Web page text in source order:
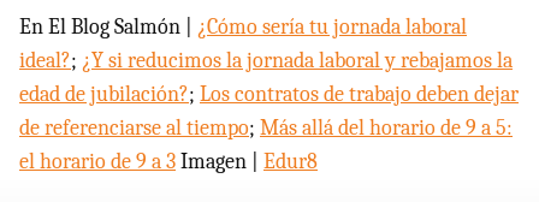
En El Blog Salmón | ¿Cómo sería tu jornada laboral
ideal?; ¿Y si reducimos la jornada laboral y rebajamos la
edad de jubilación?; Los contratos de trabajo deben dejar
de referenciarse al tiempo; Más allá del horario de 9 a 5:
el horario de 9 a 3Imagen | Edur8